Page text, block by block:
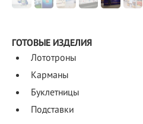
ГОТОВЫЕ ИЗДЕЛИЯ
Лототроны
Карманы
Буклетницы
Подставки